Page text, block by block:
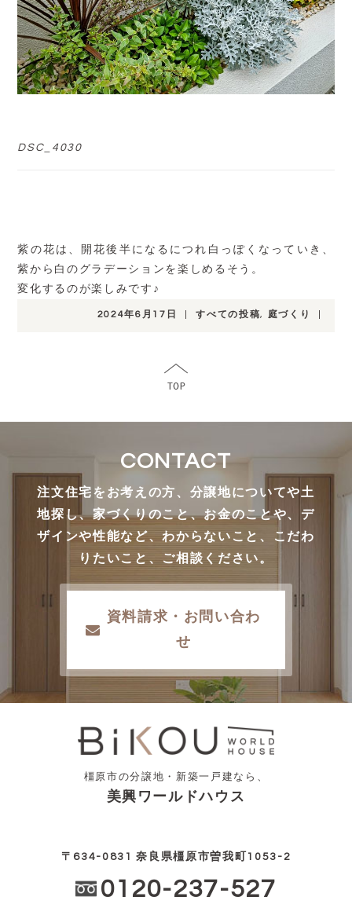
DSC_4030
紫の花は、開花後半になるにつれ白っぽくなっていき、
紫から白のグラデーションを楽しめるそう。
変化するのが楽しみです♪
2024年6月17日 すべての投稿, 庭づくり
CONTACT
注文住宅をお考えの方、分譲地についてや土
地探し、家づくりのこと、お金のことや、デ
ザインや性能など、わからないこと、こだわ
りたいこと、ご相談ください。
資料請求・お問い合わ
せ
橿原市の分譲地・新築一戸建なら、
美興ワールドハウス
〒634-0831 奈良県橿原市曽我町1053-2
0120-237-527